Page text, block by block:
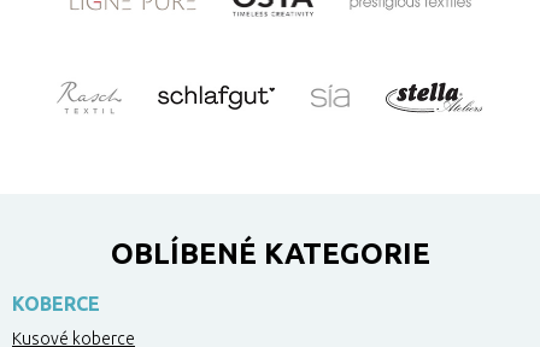
OBLÍBENÉ KATEGORIE
KOBERCE
Kusové koberce